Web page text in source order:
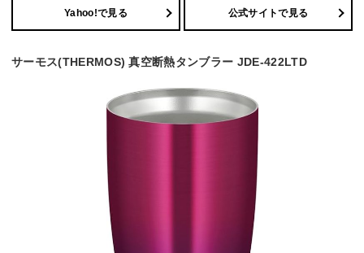
Yahoo!で見る 公式サイトで見る
サーモス(THERMOS) 真空断熱タンブラー JDE-422LTD